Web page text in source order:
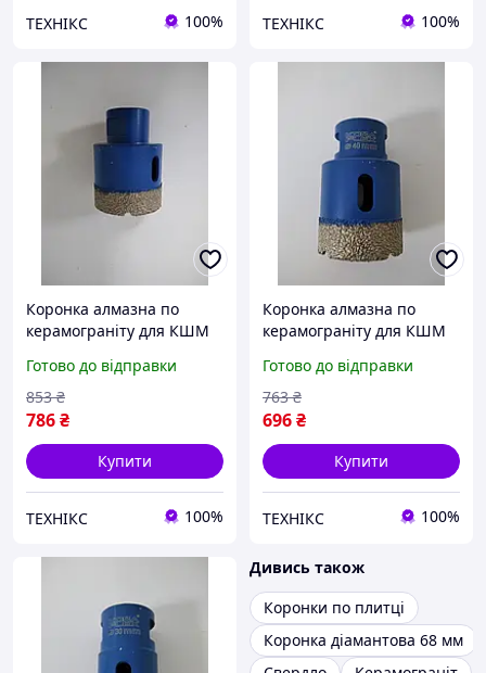
ТЕХНІКС 100% ТЕХНІКС 100%
Коронка алмазна по
керамограніту для КШМ
Готово до відправки
786₴
853 ₴
Купити
ТЕХНІКС 100%
Коронка алмазна по
керамограніту для КШМ
Готово до відправки
696₴
763 ₴
Купити
ТЕХНІКС 100%
Дивись також
Коронки по плитці
Коронка діамантова 68 мм